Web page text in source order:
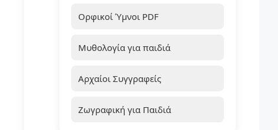
Ορφικοί Ύμνοι PDF
Μυθολογία για παιδιά
Αρχαίοι Συγγραφείς
Ζωγραφική για Παιδιά